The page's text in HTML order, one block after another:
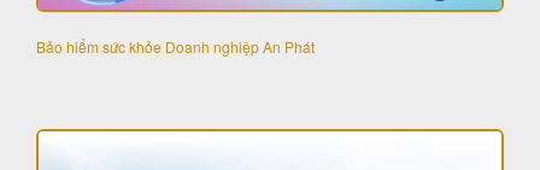
Bảo hiểm sức khỏe Doanh nghiệp An Phát